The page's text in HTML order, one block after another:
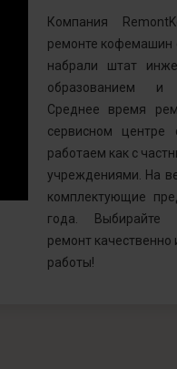
Компания
ремонте кофемашин
набрали штат
образованием и
Среднее время
сервисном
работаем как с
учреждениями. На
комплектующие
года. Выбирайте
ремонт качественно
работы!